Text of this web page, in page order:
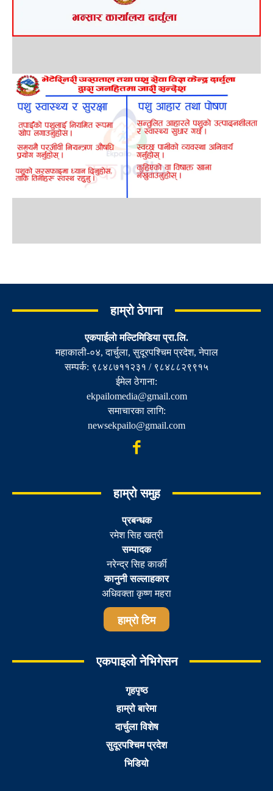
हाम्रो ठेगाना
एकपाईलाे मल्टिमिडिया प्रा.लि.
महाकाली-०४, दार्चुला, सुदूरपश्चिम प्रदेश, नेपाल
सम्पर्क: ९८४८७११२३१ / ९८४८८२९९१५
ईमेल ठेगाना:
ekpailomedia@gmail.com
समाचारका लागि:
newsekpailo@gmail.com
हाम्रो समुह
प्रबन्धक
रमेश सिह खत्री
सम्पादक
नरेन्द्र सिह कार्की
कानुनी सल्लाहकार
अधिवक्ता कृष्ण महरा
हाम्रो टिम
एकपाइलो नेभिगेसन
गृहपृष्ठ
हाम्रो बारेमा
दार्चुला विशेष
सुदूरपश्चिम प्रदेश
भिडियो